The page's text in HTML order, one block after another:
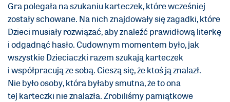
Gra polegała na szukaniu karteczek, które wcześniej
zostały schowane. Na nich znajdowały się zagadki, które
Dzieci musiały rozwiązać, aby znaleźć prawidłową literkę
i odgadnąć hasło. Cudownym momentem było, jak
wszystkie Dzieciaczki razem szukają karteczek
i współpracują ze sobą. Cieszą się, że ktoś ją znalazł.
Nie było osoby, która byłaby smutna, że to ona
tej karteczki nie znalazła. Zrobiliśmy pamiątkowe